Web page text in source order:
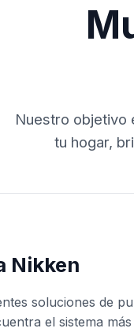
Nuestro objetivo
tu hogar,
Nikken
soluciones de
el sistema